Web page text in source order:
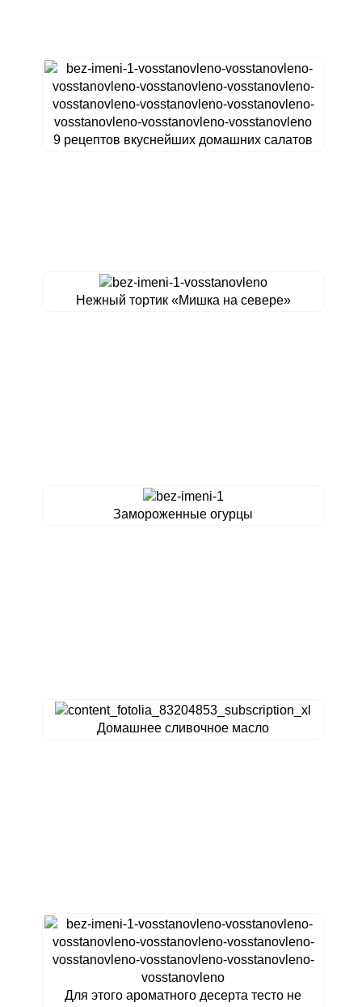
9 рецептов вкуснейших домашних салатов
Нежный тортик «Мишка на севере»
Замороженные огурцы
Домашнее сливочное масло
Для этого ароматного десерта тесто не